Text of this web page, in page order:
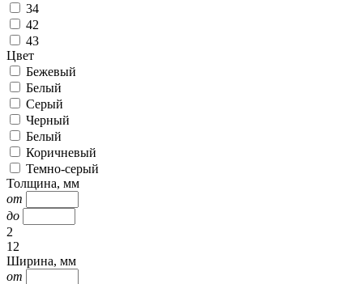
34
42
43
Цвет
Бежевый
Белый
Серый
Черный
Белый
Коричневый
Темно-серый
Толщина, мм
от
до
2
12
Ширина, мм
от